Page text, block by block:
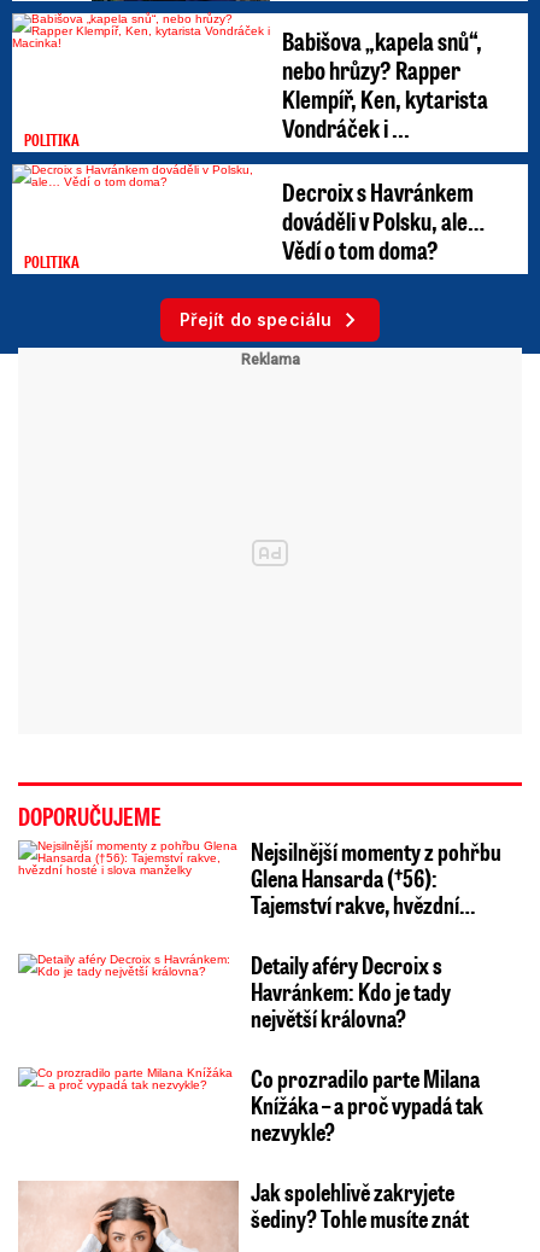
POLITIKA
Babišova „kapela snů“,
nebo hrůzy? Rapper
Klempíř, Ken, kytarista
Vondráček i ...
POLITIKA
Decroix s Havránkem
dováděli v Polsku, ale…
Vědí o tom doma?
Přejít do speciálu
DOPORUČUJEME
Nejsilnější momenty z pohřbu
Glena Hansarda (†56):
Tajemství rakve, hvězdní…
Detaily aféry Decroix s
Havránkem: Kdo je tady
největší královna?
Co prozradilo parte Milana
Knížáka – a proč vypadá tak
nezvykle?
Jak spolehlivě zakryjete
šediny? Tohle musíte znát